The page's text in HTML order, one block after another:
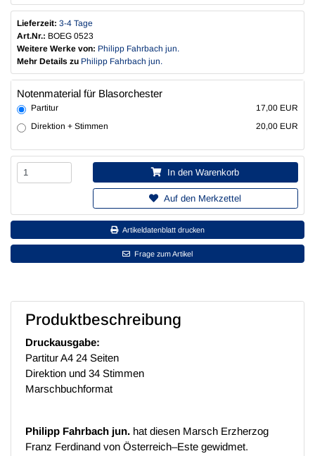
Lieferzeit: 3-4 Tage
Art.Nr.: BOEG 0523
Weitere Werke von: Philipp Fahrbach jun.
Mehr Details zu Philipp Fahrbach jun.
Notenmaterial für Blasorchester
Partitur
17,00 EUR
Direktion + Stimmen
20,00 EUR
In den Warenkorb
Auf den Merkzettel
Artikeldatenblatt drucken
Frage zum Artikel
Produktbeschreibung
Druckausgabe:
Partitur A4 24 Seiten
Direktion und 34 Stimmen
Marschbuchformat
Philipp Fahrbach jun. hat diesen Marsch Erzherzog
Franz Ferdinand von Österreich–Este gewidmet.